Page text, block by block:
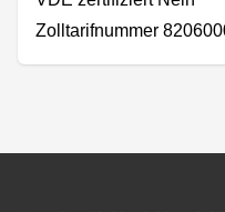
Zolltarifnummer